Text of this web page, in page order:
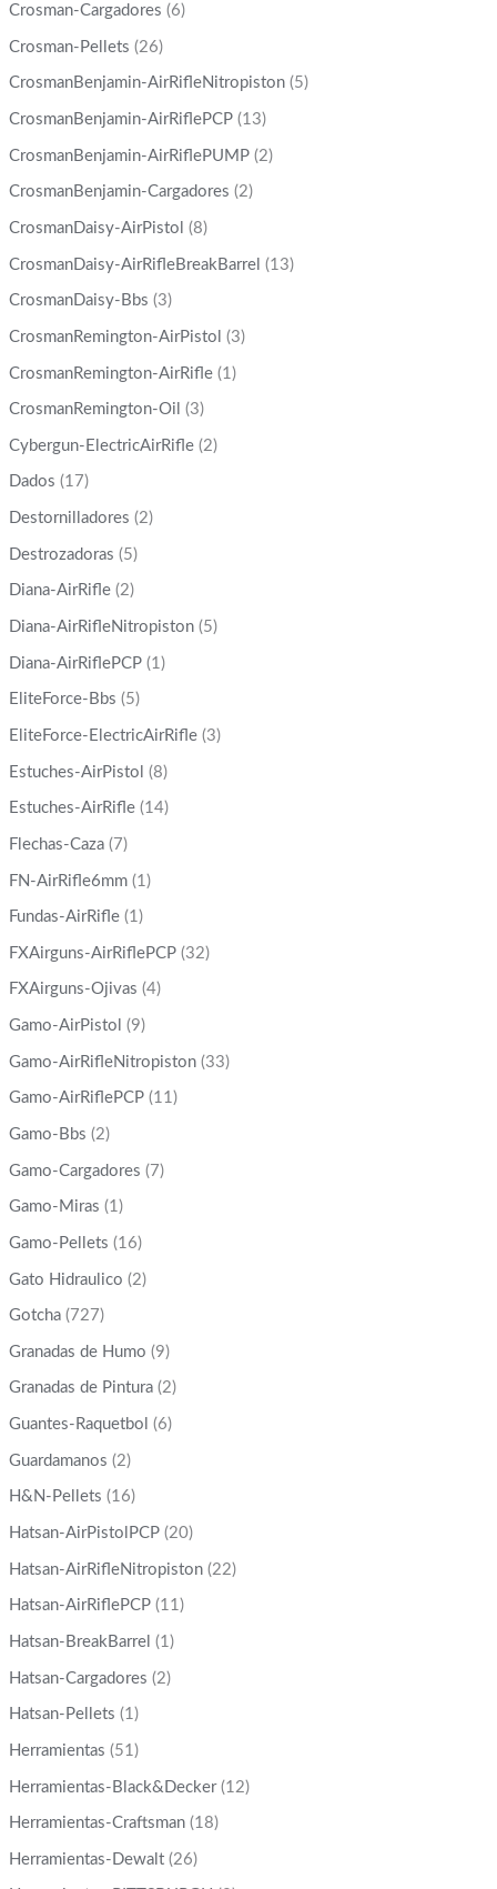
Crosman-Cargadores (6)
Crosman-Pellets (26)
CrosmanBenjamin-AirRifleNitropiston (5)
CrosmanBenjamin-AirRiflePCP (13)
CrosmanBenjamin-AirRiflePUMP (2)
CrosmanBenjamin-Cargadores (2)
CrosmanDaisy-AirPistol (8)
CrosmanDaisy-AirRifleBreakBarrel (13)
CrosmanDaisy-Bbs (3)
CrosmanRemington-AirPistol (3)
CrosmanRemington-AirRifle (1)
CrosmanRemington-Oil (3)
Cybergun-ElectricAirRifle (2)
Dados (17)
Destornilladores (2)
Destrozadoras (5)
Diana-AirRifle (2)
Diana-AirRifleNitropiston (5)
Diana-AirRiflePCP (1)
EliteForce-Bbs (5)
EliteForce-ElectricAirRifle (3)
Estuches-AirPistol (8)
Estuches-AirRifle (14)
Flechas-Caza (7)
FN-AirRifle6mm (1)
Fundas-AirRifle (1)
FXAirguns-AirRiflePCP (32)
FXAirguns-Ojivas (4)
Gamo-AirPistol (9)
Gamo-AirRifleNitropiston (33)
Gamo-AirRiflePCP (11)
Gamo-Bbs (2)
Gamo-Cargadores (7)
Gamo-Miras (1)
Gamo-Pellets (16)
Gato Hidraulico (2)
Gotcha (727)
Granadas de Humo (9)
Granadas de Pintura (2)
Guantes-Raquetbol (6)
Guardamanos (2)
H&N-Pellets (16)
Hatsan-AirPistolPCP (20)
Hatsan-AirRifleNitropiston (22)
Hatsan-AirRiflePCP (11)
Hatsan-BreakBarrel (1)
Hatsan-Cargadores (2)
Hatsan-Pellets (1)
Herramientas (51)
Herramientas-Black&Decker (12)
Herramientas-Craftsman (18)
Herramientas-Dewalt (26)